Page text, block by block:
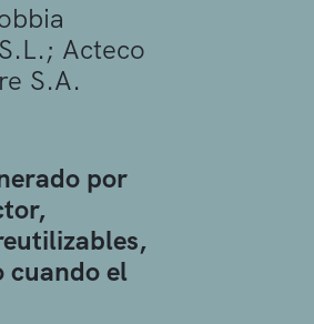
Acteco
S.A.
por
cuando el